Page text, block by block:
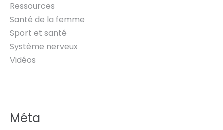
Ressources
Santé de la femme
Sport et santé
Système nerveux
Vidéos
Méta